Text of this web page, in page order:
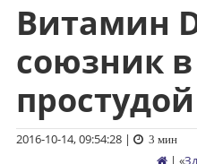
Перейти
содержимому
Витамин
союзник в
2016-10-14, 09:54:28| 3 мин
| «